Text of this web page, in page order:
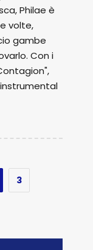
Philae è
volte,
gambe
Con i
instrumental
3